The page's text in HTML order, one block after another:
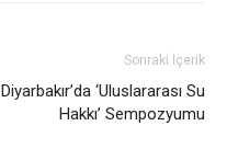
Sonraki İçerik
Diyarbakır’da ‘Uluslararası Su
Hakkı’ Sempozyumu